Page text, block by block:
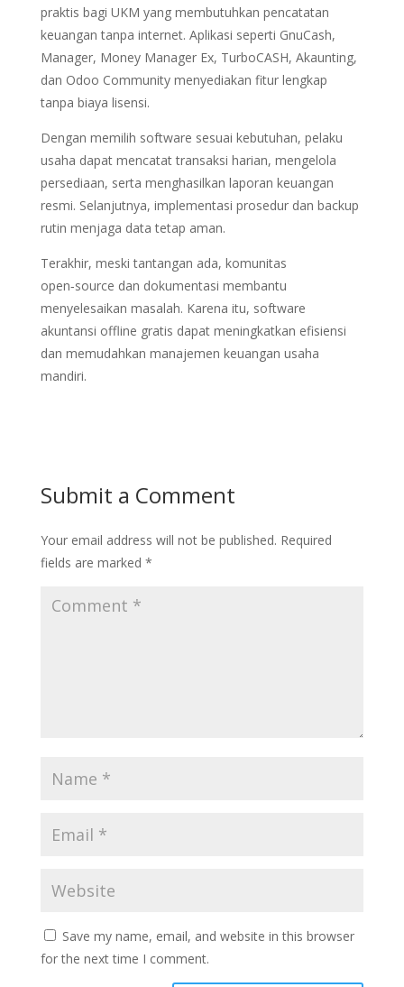
praktis bagi UKM yang membutuhkan pencatatan
keuangan tanpa internet. Aplikasi seperti GnuCash,
Manager, Money Manager Ex, TurboCASH, Akaunting,
dan Odoo Community menyediakan fitur lengkap
tanpa biaya lisensi.
Dengan memilih software sesuai kebutuhan, pelaku
usaha dapat mencatat transaksi harian, mengelola
persediaan, serta menghasilkan laporan keuangan
resmi. Selanjutnya, implementasi prosedur dan backup
rutin menjaga data tetap aman.
Terakhir, meski tantangan ada, komunitas
open‑source dan dokumentasi membantu
menyelesaikan masalah. Karena itu, software
akuntansi offline gratis dapat meningkatkan efisiensi
dan memudahkan manajemen keuangan usaha
mandiri.
Submit a Comment
Your email address will not be published. Required
fields are marked *
Save my name, email, and website in this browser
for the next time I comment.